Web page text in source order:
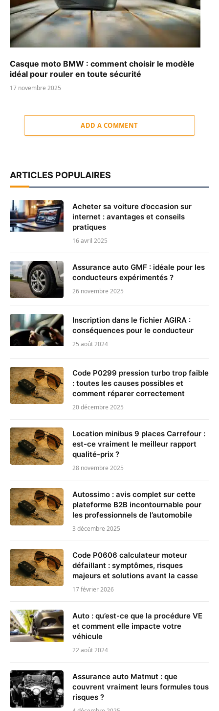
Casque moto BMW : comment choisir le modèle
idéal pour rouler en toute sécurité
17 novembre 2025
ADD A COMMENT
ARTICLES POPULAIRES
Acheter sa voiture d’occasion sur
internet : avantages et conseils
pratiques
16 avril 2025
Assurance auto GMF : idéale pour les
conducteurs expérimentés ?
26 novembre 2025
Inscription dans le fichier AGIRA :
conséquences pour le conducteur
25 août 2024
Code P0299 pression turbo trop faible
: toutes les causes possibles et
comment réparer correctement
20 décembre 2025
Location minibus 9 places Carrefour :
est-ce vraiment le meilleur rapport
qualité-prix ?
28 novembre 2025
Autossimo : avis complet sur cette
plateforme B2B incontournable pour
les professionnels de l’automobile
3 décembre 2025
Code P0606 calculateur moteur
défaillant : symptômes, risques
majeurs et solutions avant la casse
17 février 2026
Auto : qu’est-ce que la procédure VE
et comment elle impacte votre
véhicule
22 août 2024
Assurance auto Matmut : que
couvrent vraiment leurs formules tous
risques ?